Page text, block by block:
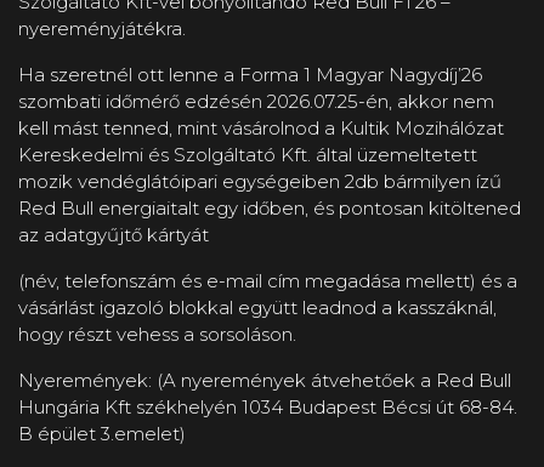
nyereményjátékra.
Ha szeretnél ott lenne a Forma 1 Magyar Nagydíj’26
szombati időmérő edzésén 2026.07.25-én, akkor nem
kell mást tenned, mint vásárolnod a Kultik Mozihálózat
Kereskedelmi és Szolgáltató Kft. által üzemeltetett
mozik vendéglátóipari egységeiben 2db bármilyen ízű
Red Bull energiaitalt egy időben, és pontosan kitöltened
az adatgyűjtő kártyát
(név, telefonszám és e-mail cím megadása mellett) és a
vásárlást igazoló blokkal együtt leadnod a kasszáknál,
hogy részt vehess a sorsoláson.
Nyeremények: (A nyeremények átvehetőek a Red Bull
Hungária Kft székhelyén 1034 Budapest Bécsi út 68-84.
B épület 3.emelet)